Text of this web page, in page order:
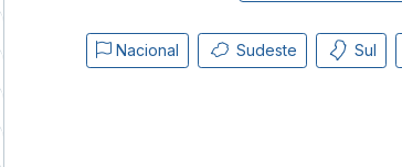
Nacional Sudeste Sul